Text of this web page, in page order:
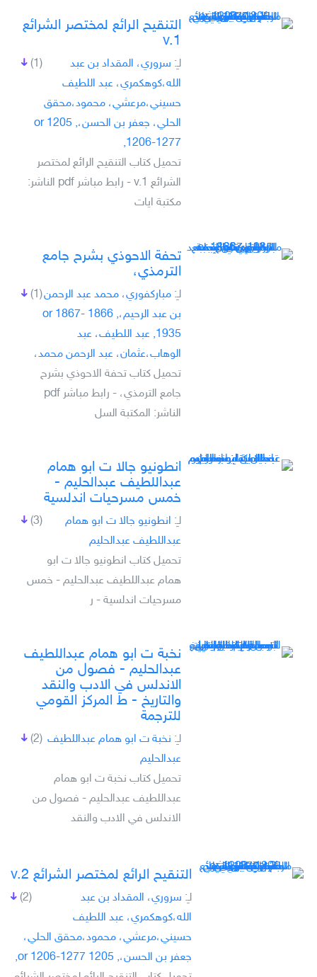
التنقيح الرائع لمختصر الشرائع
v.1
(1) لـِ: سروري، المقداد بن عبد
الله،كوهكمري، عبد اللطيف
حسيني،مرعشي، محمود،محقق
الحلي، جعفر بن الحسن،, 1205 or
1206-1277,
تحميل كتاب التنقيح الرائع لمختصر
الشرائع v.1 - رابط مباشر pdf الناشر:
مكتبة ايات
تحفة الاحوذي بشرح جامع
الترمذي،
(1) لـِ: مباركفوري، محمد عبد الرحمن
بن عبد الرحيم،, 1866 or 1867-
1935, عبد اللطيف، عبد
الوهاب،عثمان، عبد الرحمن محمد،
تحميل كتاب تحفة الاحوذي بشرح
جامع الترمذي، - رابط مباشر pdf
الناشر: المكتبة السل
انطونيو جالا ت ابو ھمام
عبداللطيف عبدالحليم -
خمس مسرحيات اندلسية
(3) لـِ: انطونيو جالا ت ابو ھمام
عبداللطيف عبدالحليم
تحميل كتاب انطونيو جالا ت ابو
ھمام عبداللطيف عبدالحليم - خمس
مسرحيات اندلسية - ر
نخبة ت ابو همام عبداللطيف
عبدالحليم - فصول من
الاندلس في الادب والنقد
والتاريخ - ط المركز القومي
للترجمة
(2) لـِ: نخبة ت ابو همام عبداللطيف
عبدالحليم
تحميل كتاب نخبة ت ابو همام
عبداللطيف عبدالحليم - فصول من
الاندلس في الادب والنقد
التنقيح الرائع لمختصر الشرائع v.2
(2) لـِ: سروري، المقداد بن عبد
الله،كوهكمري، عبد اللطيف
حسيني،مرعشي، محمود،محقق الحلي،
جعفر بن الحسن،, 1205 or 1206-1277,